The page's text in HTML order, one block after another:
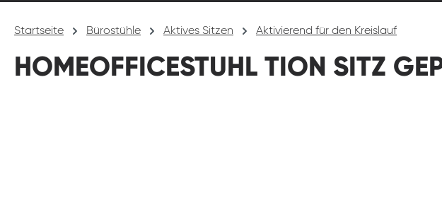
Startseite Bürostühle Aktives Sitzen Aktivierend für den Kreislauf
HOMEOFFICESTUHL TION SITZ